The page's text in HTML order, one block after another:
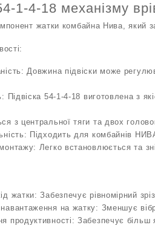
1-4-18 механізму
жатки комбайна Нива, який
Довжина підвіски може
Підвіска 54-1-4-18 виготовлена з
з центральної тяги та двох
Підходить для комбайнів
Легко встановлюється та
жатки: Забезпечує рівномірний
на жатку: Зменшує
продуктивності: Забезпечує більш